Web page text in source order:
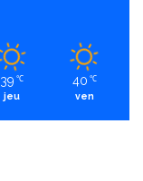
39 ℃
jeu
40 ℃
ven